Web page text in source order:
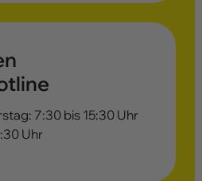
7:30 bis 15:30 Uhr
Uhr